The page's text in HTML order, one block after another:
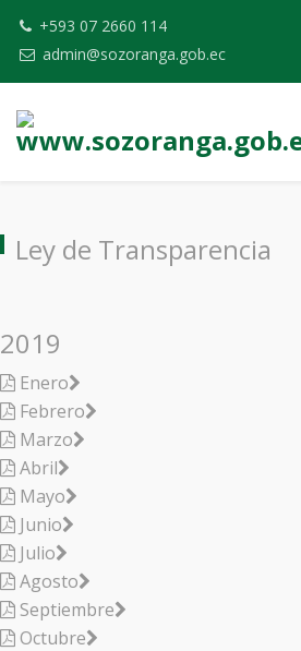
+593 07 2660 114
admin@sozoranga.gob.ec
Ley de Transparencia
2019
Enero
Febrero
Marzo
Abril
Mayo
Junio
Julio
Agosto
Septiembre
Octubre